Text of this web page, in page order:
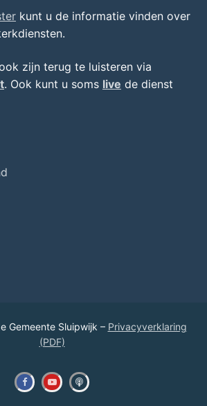
kunt u de informatie vinden over
zijn terug te luisteren via
. Ook kunt u soms live de dienst
Gemeente Sluipwijk – Privacyverklaring
(PDF)